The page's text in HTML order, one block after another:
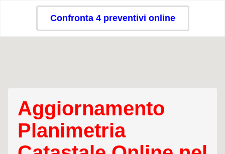
Confronta 4 preventivi online
Aggiornamento
Planimetria